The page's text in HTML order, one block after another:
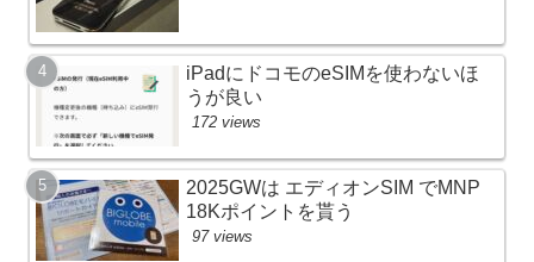
iPadにドコモのeSIMを使わないほ
うが良い
172 views
2025GWは エディオンSIM でMNP
18Kポイントを貰う
97 views